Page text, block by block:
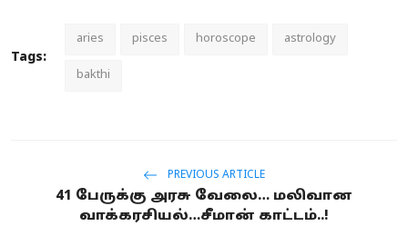
Tags:
aries pisces horoscope astrology
bakthi
PREVIOUS ARTICLE
41 பேருக்கு அரசு வேலை… மலிவான
வாக்கரசியல்…சீமான் காட்டம்..!